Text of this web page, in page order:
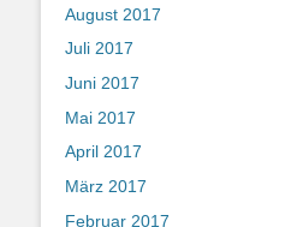
August 2017
Juli 2017
Juni 2017
Mai 2017
April 2017
März 2017
Februar 2017